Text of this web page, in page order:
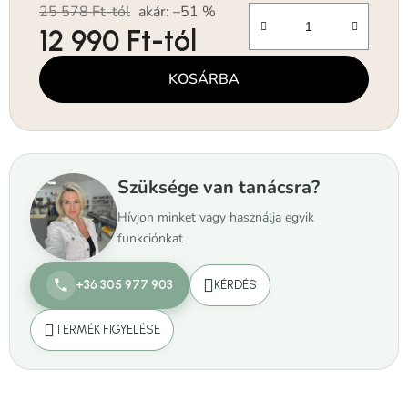
25 578 Ft-tól akár: –51 %
12 990 Ft-tól
Egységár: KOSÁRBA
Szüksége van tanácsra?
Hívjon minket vagy használja egyik
funkciónkat
+36 305 977 903 KÉRDÉS
TERMÉK FIGYELÉSE